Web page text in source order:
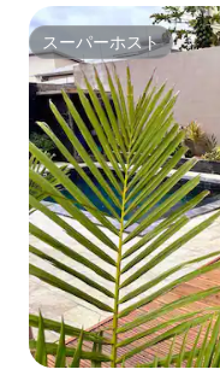
スーパーホスト
スーパーホスト